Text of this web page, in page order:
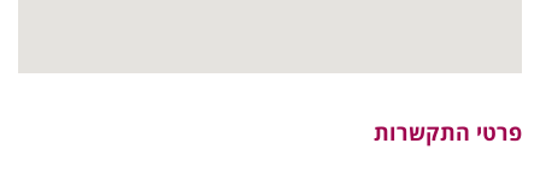
פרטי התקשרות